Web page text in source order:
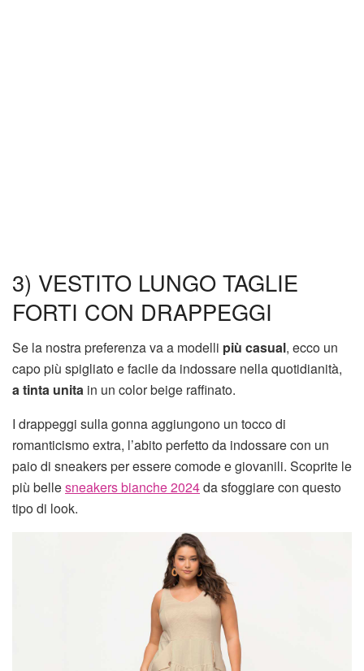
3) VESTITO LUNGO TAGLIE
FORTI CON DRAPPEGGI
Se la nostra preferenza va a modelli più casual, ecco un
capo più spigliato e facile da indossare nella quotidianità,
a tinta unita in un color beige raffinato.
I drappeggi sulla gonna aggiungono un tocco di
romanticismo extra, l’abito perfetto da indossare con un
paio di sneakers per essere comode e giovanili. Scoprite le
più bellesneakers bianche 2024da sfoggiare con questo
tipo di look.